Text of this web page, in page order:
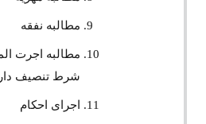
مطالبه نفقه
مطالبه اجرت
شرط تنصیف
اجرای احکام